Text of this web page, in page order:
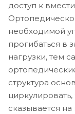
доступ к
необходимой
прогибаться в
нагрузки, тем
структура
сказывается